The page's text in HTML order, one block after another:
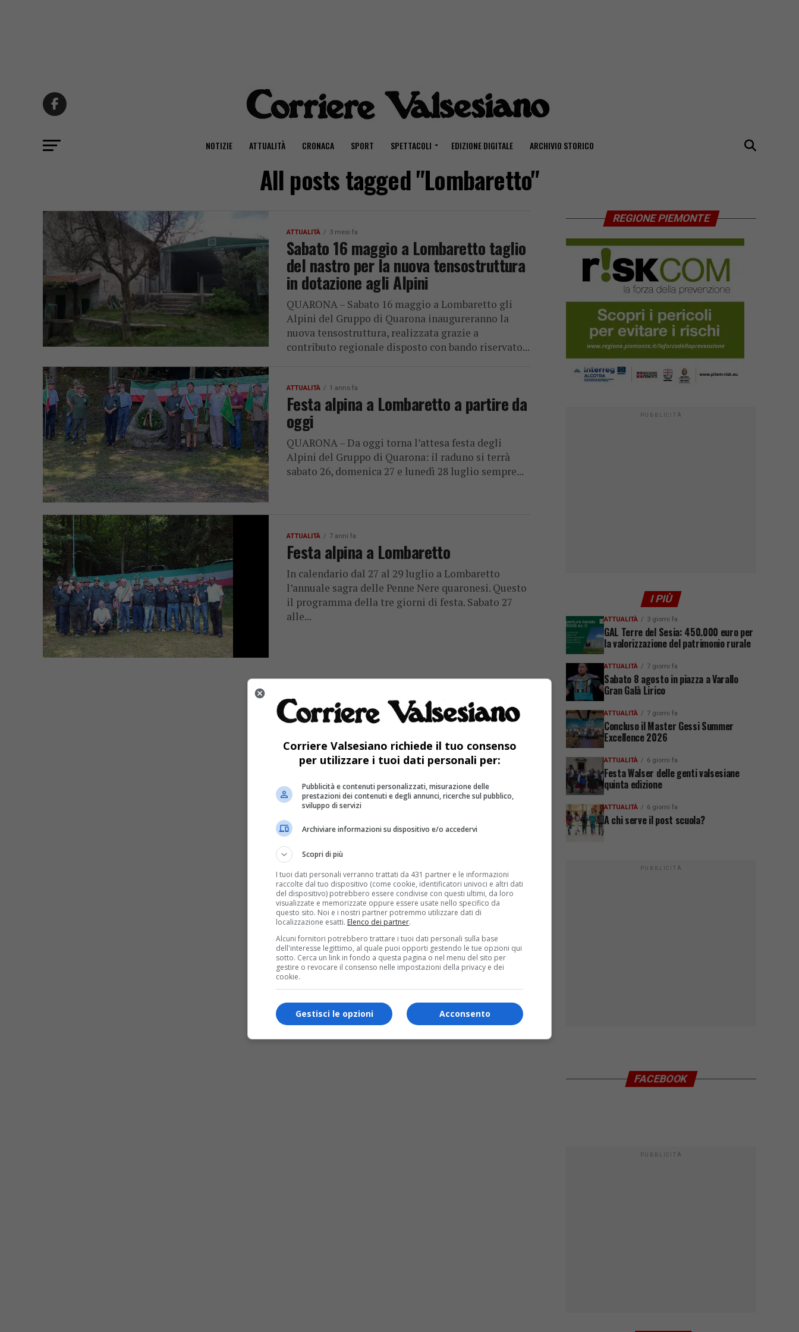
NOTIZIE ATTUALITÀ CRONACA SPORT SPETTACOLI EDIZIONE DIGITALE ARCHIVIO STORICO
All posts tagged "Lombaretto"
ATTUALITÀ 3 mesi fa
Sabato 16 maggio a Lombaretto taglio
del nastro per la nuova tensostruttura
in dotazione agli Alpini
QUARONA – Sabato 16 maggio a Lombaretto gli
Alpini del Gruppo di Quarona inaugureranno la
nuova tensostruttura, realizzata grazie a
contributo regionale disposto con bando riservato...
ATTUALITÀ 1 anno fa
Festa alpina a Lombaretto a partire da
oggi
QUARONA – Da oggi torna l’attesa festa degli
Alpini del Gruppo di Quarona: il raduno si terrà
sabato 26, domenica 27 e lunedì 28 luglio sempre...
ATTUALITÀ 7 anni fa
Festa alpina a Lombaretto
In calendario dal 27 al 29 luglio a Lombaretto
l’annuale sagra delle Penne Nere quaronesi. Questo
il programma della tre giorni di festa. Sabato 27
alle...
REGIONE PIEMONTE
PUBBLICITÀ
I PIÙ
ATTUALITÀ 3 giorni fa
GAL Terre del Sesia: 450.000 euro per
la valorizzazione del patrimonio rurale
ATTUALITÀ 7 giorni fa
Sabato 8 agosto in piazza a Varallo
Gran Galà Lirico
ATTUALITÀ 7 giorni fa
Concluso il Master Gessi Summer
Excellence 2026
ATTUALITÀ 6 giorni fa
Festa Walser delle genti valsesiane
quinta edizione
ATTUALITÀ 6 giorni fa
A chi serve il post scuola?
PUBBLICITÀ
FACEBOOK
PUBBLICITÀ
Corriere Valsesiano richiede il tuo consenso
per utilizzare i tuoi dati personali per:
Pubblicità e contenuti personalizzati, misurazione delle
prestazioni dei contenuti e degli annunci, ricerche sul pubblico,
sviluppo di servizi
Archiviare informazioni su dispositivo e/o accedervi
Scopri di più
I tuoi dati personali verranno trattati da 431 partner e le informazioni
raccolte dal tuo dispositivo (come cookie, identificatori univoci e altri dati
del dispositivo) potrebbero essere condivise con questi ultimi, da loro
visualizzate e memorizzate oppure essere usate nello specifico da
questo sito. Noi e i nostri partner potremmo utilizzare dati di
localizzazione esatti. Elenco dei partner.
Alcuni fornitori potrebbero trattare i tuoi dati personali sulla base
dell'interesse legittimo, al quale puoi opporti gestendo le tue opzioni qui
sotto. Cerca un link in fondo a questa pagina o nel menu del sito per
gestire o revocare il consenso nelle impostazioni della privacy e dei
cookie.
Acconsento
Gestisci le opzioni